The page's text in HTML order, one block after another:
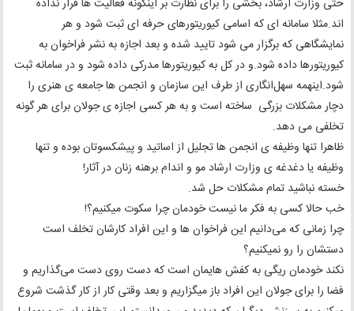
حتی وزارت ارشاد، بخشی را برای نظارت بر اینگونه فعالیت ها قرار نداده
اند.مثلا سامانه ای که اسامی کیوریتورهای حرفه ای ثبت شود و هر
نمایشگاهی که برگزار می شود تایید شده و بعد اجازه به نشر فراخوان به
کیوریتورها داده شود.و در کل به کیوریتورها مدرکی داده شود و در سامانه ثبت
شود.اینهمه سهل‌انگاری از طرف این سازمان و انجمن ها جامعه ی هنری را
دچار مشکلات بزرگی ساخته است و به هر کسی اجازه ی جولان برای هر گونه
تخلفی می دهد.
ظاهرا تنها وظیفه ی انجمن ها تجلیل از اساتید و پیشکسوتان بوده و تنها
وظیفه یا دغدغه ی وزارت ارشاد مو و اندام برهنه زنان در آثار!
خسته نباشید تمام مشکلات حل شد.
خب حالا کسی به فکر ما نیست خودمان چرا سکوت میکنیم؟!
چرا زمانی که می‌دانیم این فراخوان ها و این افراد کارشان تخلف است
دستشان را رو نمیکنیم؟
نکند خودمان ریگی به کفش هایمان است که دست روی دست می‌گذاریم و
فضا را برای جولان این افراد باز میگزاریم و بعد وقتی کار از کار گذشت شروع